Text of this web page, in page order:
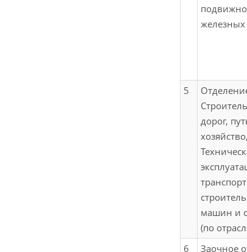
железных
5
дорог,
машин и
(по
6 Заочное